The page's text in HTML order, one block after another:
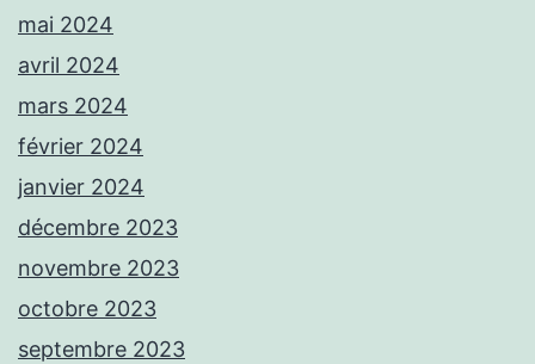
mai 2024
avril 2024
mars 2024
février 2024
janvier 2024
décembre 2023
novembre 2023
octobre 2023
septembre 2023